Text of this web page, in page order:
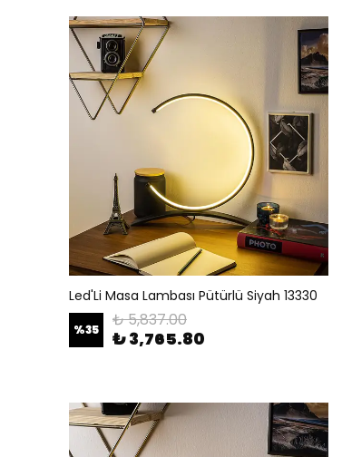
Led'Li Masa Lambası Pütürlü Siyah 13330
%35 ₺ 5,837.00
₺ 3,765.80